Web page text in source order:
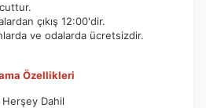
çıkış 12:00'dir.
ve odalarda ücretsizdir.
Özellikleri
Dahil